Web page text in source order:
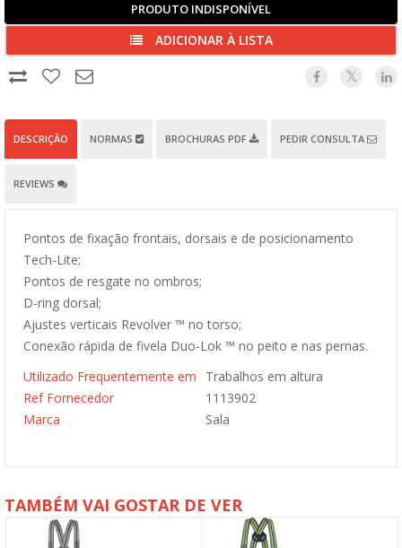
PRODUTO INDISPONÍVEL
ADICIONAR À LISTA
DESCRIÇÃO NORMAS BROCHURAS PDF PEDIR CONSULTA
REVIEWS
Pontos de fixação frontais, dorsais e de posicionamento
Tech-Lite;
Pontos de resgate no ombros;
D-ring dorsal;
Ajustes verticais Revolver ™ no torso;
Conexão rápida de fivela Duo-Lok ™ no peito e nas pernas.
Utilizado Frequentemente em
Trabalhos em altura
Ref Fornecedor
1113902
Marca
Sala
TAMBÉM VAI GOSTAR DE VER